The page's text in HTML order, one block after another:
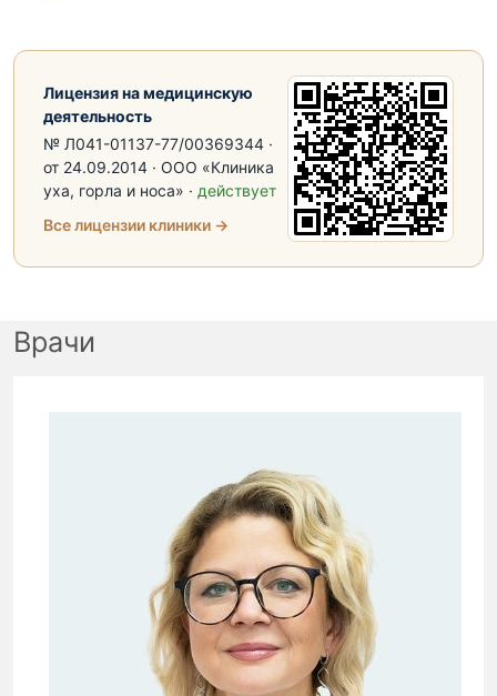
Лицензия на медицинскую
деятельность
№ Л041-01137-77/00369344 ·
от 24.09.2014 · ООО «Клиника
уха, горла и носа» · действует
Все лицензии клиники →
Врачи